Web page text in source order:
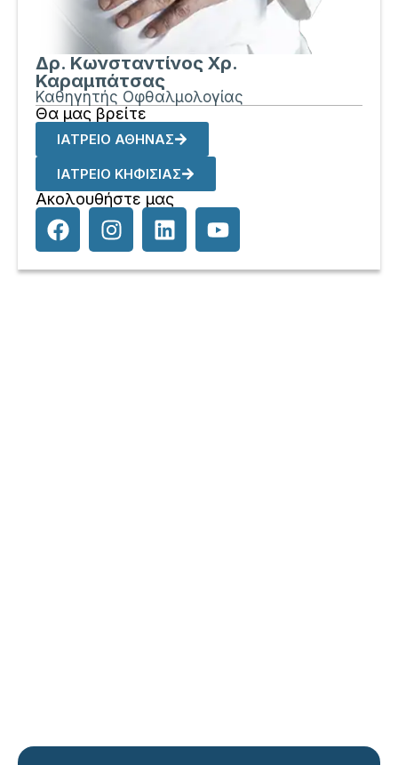
Δρ. Κωνσταντίνος Χρ.
Καραμπάτσας
Καθηγητής Οφθαλμολογίας
Θα μας βρείτε
ΙΑΤΡΕΙΟ ΑΘΗΝΑΣ
ΙΑΤΡΕΙΟ ΚΗΦΙΣΙΑΣ
Ακολουθήστε μας